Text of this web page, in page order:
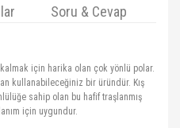
Soru & Cevap
için harika olan çok yönlü polar.
kullanabileceğiniz bir üründür. Kış
sahip olan bu hafif traşlanmış
için uygundur.